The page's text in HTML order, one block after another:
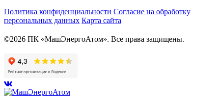
Политика конфиденциальности Согласие на обработку
персональных данных Карта сайта
©2026 ПК «МашЭнергоАтом». Все права защищены.